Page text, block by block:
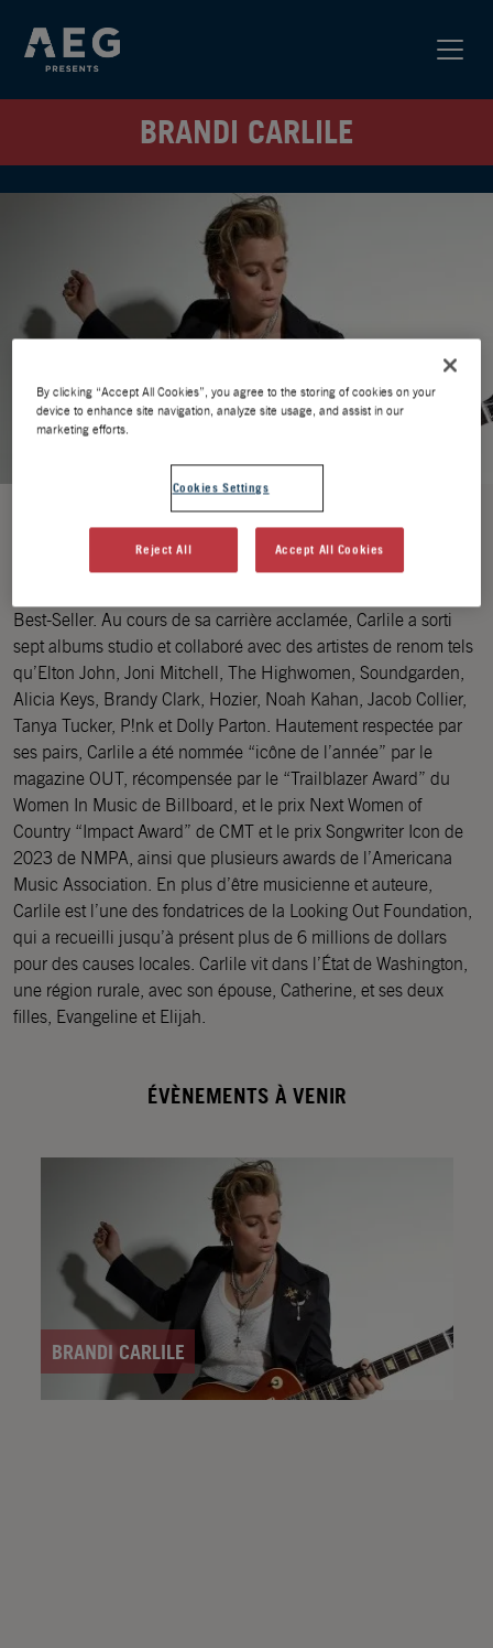
BRANDI CARLILE
Reconnue comme l’une des voix les plus respectées de la
musique, Brandi Carlile est une chanteuse, compositrice et
productrice, récompensée de 11 Grammys et 2 Emmys, mais
Best-Seller. Au cours de sa carrière acclamée, Carlile a sorti
sept albums studio et collaboré avec des artistes de renom tels
qu’Elton John, Joni Mitchell, The Highwomen, Soundgarden,
Alicia Keys, Brandy Clark, Hozier, Noah Kahan, Jacob Collier,
Tanya Tucker, P!nk et Dolly Parton. Hautement respectée par
ses pairs, Carlile a été nommée “icône de l’année” par le
magazine OUT, récompensée par le “Trailblazer Award” du
Women In Music de Billboard, et le prix Next Women of
Country “Impact Award” de CMT et le prix Songwriter Icon de
2023 de NMPA, ainsi que plusieurs awards de l’Americana
Music Association. En plus d’être musicienne et auteure,
Carlile est l’une des fondatrices de la Looking Out Foundation,
qui a recueilli jusqu’à présent plus de 6 millions de dollars
pour des causes locales. Carlile vit dans l’État de Washington,
une région rurale, avec son épouse, Catherine, et ses deux
filles, Evangeline et Elijah.
ÉVÈNEMENTS À VENIR
BRANDI CARLILE
By clicking “Accept All Cookies”, you agree to the storing of cookies on your
device to enhance site navigation, analyze site usage, and assist in our
marketing efforts.
Cookies Settings
Reject All Accept All Cookies